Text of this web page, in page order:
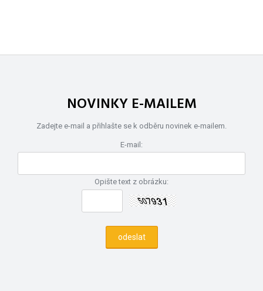
NOVINKY E-MAILEM
Zadejte e-mail a přihlašte se k odběru novinek e-mailem.
E-mail:
Opište text z obrázku: